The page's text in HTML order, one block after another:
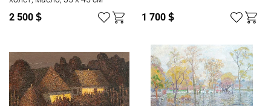
2 500 $ 1 700 $